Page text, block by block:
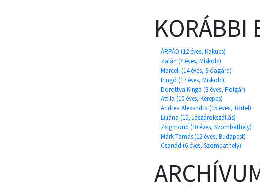
KORÁBBI
ÁRPÁD (12 éves, Kakucs)
Zalán (4 éves, Miskolc)
Marcell (14 éves, Sióagárd)
Iringó (17 éves, Miskolc)
Dorottya Kinga (3 éves, Polgár)
Attila (10 éves, Kerepes)
Andrea Alexandra (15 éves, Törtel)
Liliána (15, Jászárokszállás)
Zsigmond (10 éves, Szombathely)
Márk Tamás (12 éves, Budapest)
Csanád (6 éves, Szombathely)